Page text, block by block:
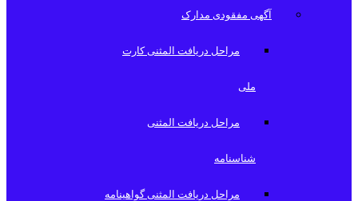
آگهی مفقودی مدارک
مراحل دریافت المثنی کارت
ملی
مراحل دریافت المثنی
شناسنامه
مراحل دریافت المثنی گواهینامه